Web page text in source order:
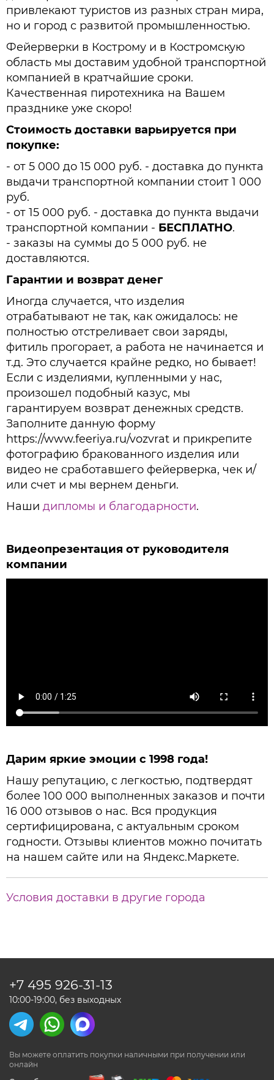
привлекают туристов из разных стран мира,
но и город с развитой промышленностью.
Фейерверки в Кострому и в Костромскую
область мы доставим удобной транспортной
компанией в кратчайшие сроки.
Качественная пиротехника на Вашем
празднике уже скоро!
Стоимость доставки варьируется при
покупке:
- от 5 000 до 15 000 руб. - доставка до пункта
выдачи транспортной компании стоит 1 000
руб.
- от 15 000 руб. - доставка до пункта выдачи
транспортной компании - БЕСПЛАТНО.
- заказы на суммы до 5 000 руб. не
доставляются.
Гарантии и возврат денег
Иногда случается, что изделия
отрабатывают не так, как ожидалось: не
полностью отстреливает свои заряды,
фитиль прогорает, а работа не начинается и
т.д. Это случается крайне редко, но бывает!
Если с изделиями, купленными у нас,
произошел подобный казус, мы
гарантируем возврат денежных средств.
Заполните данную форму
https://www.feeriya.ru/vozvrat и прикрепите
фотографию бракованного изделия или
видео не сработавшего фейерверка, чек и/
или счет и мы вернем деньги.
Наши дипломы и благодарности.
Видеопрезентация от руководителя
компании
Дарим яркие эмоции с 1998 года!
Нашу репутацию, с легкостью, подтвердят
более 100 000 выполненных заказов и почти
16 000 отзывов о нас. Вся продукция
сертифицирована, с актуальным сроком
годности. Отзывы клиентов можно почитать
на нашем сайте или на Яндекс.Маркете.
Условия доставки в другие города
Вы можете оплатить покупки наличными при получении или
онлайн
+7 495 926-31-13
10:00-19:00, без выходных